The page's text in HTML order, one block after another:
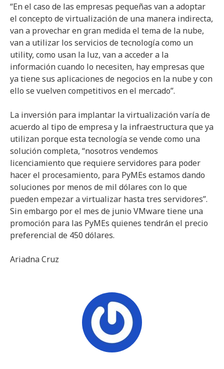
“En el caso de las empresas pequeñas van a adoptar
el concepto de virtualización de una manera indirecta,
van a provechar en gran medida el tema de la nube,
van a utilizar los servicios de tecnología como un
utility, como usan la luz, van a acceder a la
información cuando lo necesiten, hay empresas que
ya tiene sus aplicaciones de negocios en la nube y con
ello se vuelven competitivos en el mercado”.
La inversión para implantar la virtualización varía de
acuerdo al tipo de empresa y la infraestructura que ya
utilizan porque esta tecnología se vende como una
solución completa, “nosotros vendemos
licenciamiento que requiere servidores para poder
hacer el procesamiento, para PyMEs estamos dando
soluciones por menos de mil dólares con lo que
pueden empezar a virtualizar hasta tres servidores”.
Sin embargo por el mes de junio VMware tiene una
promoción para las PyMEs quienes tendrán el precio
preferencial de 450 dólares.
Ariadna Cruz